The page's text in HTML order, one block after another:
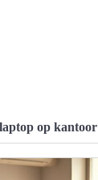
op kantoor